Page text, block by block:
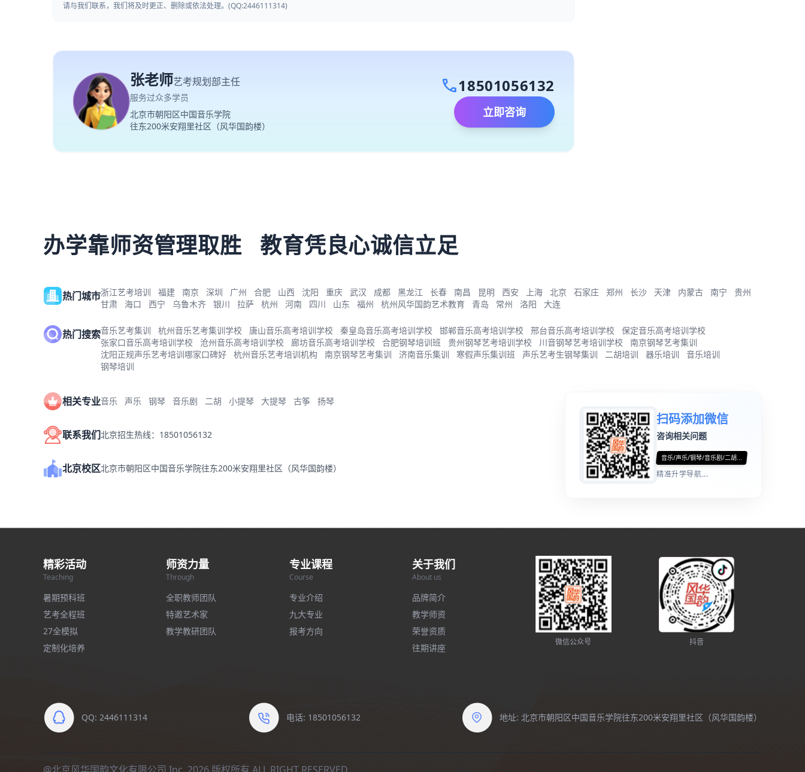
请与我们联系，我们将及时更正、删除或依法处理。(QQ:2446111314)
张老师艺考规划部主任
服务过众多学员
北京市朝阳区中国音乐学院
往东200米安翔里社区（风华国韵楼）
call18501056132
立即咨询
办学靠师资管理取胜 教育凭良心诚信立足
热门城市浙江艺考培训 福建 南京 深圳 广州 合肥 山西 沈阳 重庆 武汉 成都 黑龙江 长春 南昌 昆明 西安 上海 北京 石家庄 郑州 长沙 天津 内蒙古 南宁
贵州
甘肃
海口 西宁 乌鲁木齐 银川 拉萨 杭州 河南 四川 山东 福州 杭州风华国韵艺术教育 青岛 常州 洛阳 大连
热门搜索音乐艺考集训 杭州音乐艺考集训学校 唐山音乐高考培训学校 秦皇岛音乐高考培训学校 邯郸音乐高考培训学校 邢台音乐高考培训学校
保定音乐高考培训学校
张家口音乐高考培训学校
沧州音乐高考培训学校 廊坊音乐高考培训学校 合肥钢琴培训班 贵州钢琴艺考培训学校 川音钢琴艺考培训学校
南京钢琴艺考集训
沈阳正规声乐艺考培训哪家口碑好
杭州音乐艺考培训机构 南京钢琴艺考集训 济南音乐集训 寒假声乐集训班 声乐艺考生钢琴集训 二胡培训 器乐培训
音乐培训
钢琴培训
相关专业音乐 声乐 钢琴 音乐剧 二胡 小提琴 大提琴 古筝 扬琴
联系我们北京招生热线：18501056132
北京校区北京市朝阳区中国音乐学院往东200米安翔里社区（风华国韵楼）
扫码添加微信
咨询相关问题
音乐/声乐/钢琴/音乐剧/二胡...
精准升学导航...
精彩活动
Teaching
暑期预科班
艺考全程班
27全模拟
定制化培养
师资力量
Through
全职教师团队
特邀艺术家
教学教研团队
专业课程
Course
专业介绍
九大专业
报考方向
关于我们
About us
品牌简介
教学师资
荣誉资质
往期讲座
微信公众号 抖音
QQ: 2446111314 电话: 18501056132 地址: 北京市朝阳区中国音乐学院往东200米安翔里社区（风华国韵楼）